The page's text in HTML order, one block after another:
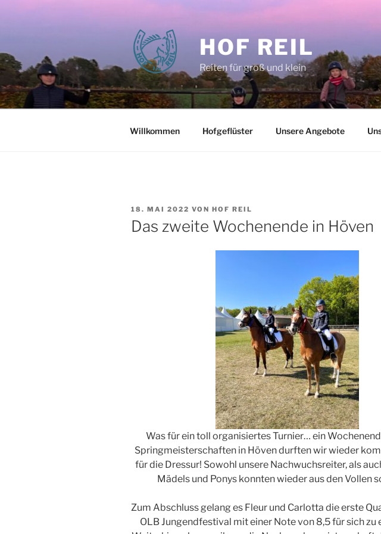
HOF REIL
Reiten für groß und klein
Willkommen Hofgeflüster Unsere Angebote
VERÖFFENTLICHT
AM
18. MAI 2022 VON HOF REIL
Das zweite Wochenende in Höven
Was für ein toll organisiertes Turnier… ein
Springmeisterschaften in Höven durften wir wieder
für die Dressur! Sowohl unsere Nachwuchsreiter, als
Mädels und Ponys konnten wieder aus den Vollen
Zum Abschluss gelang es Fleur und Carlotta die erste
OLB Jungendfestival mit einer Note von 8,5 für sich zu